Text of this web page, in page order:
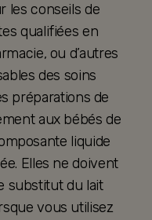
les conseils de
qualifiées en
ou d’autres
des soins
préparations de
aux bébés de
liquide
Elles ne doivent
substitut du lait
vous utilisez